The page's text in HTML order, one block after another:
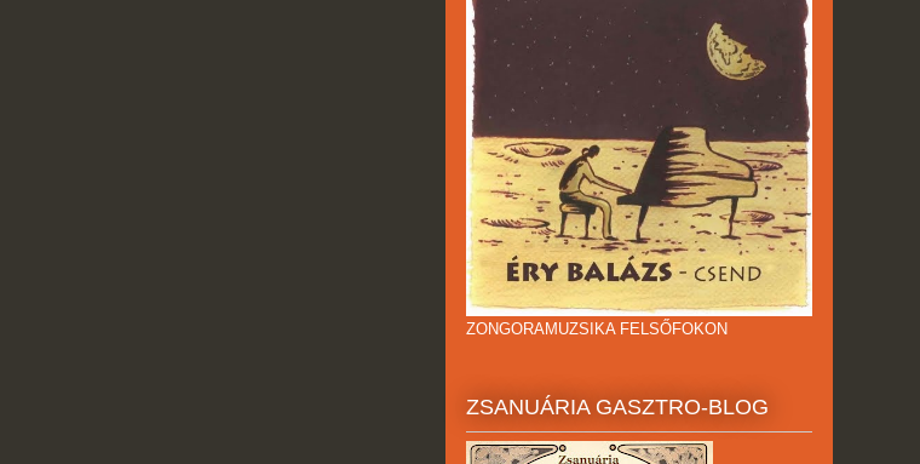
ZONGORAMUZSIKA FELSŐFOKON
ZSANUÁRIA GASZTRO-BLOG